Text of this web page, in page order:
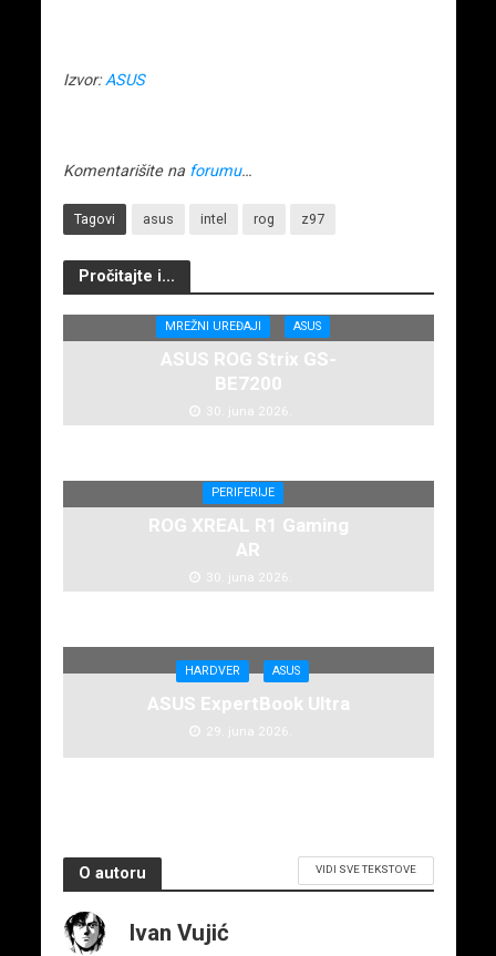
Izvor: ASUS
Komentarišite na forumu…
Tagovi asus intel rog z97
Pročitajte i...
MREŽNI UREĐAJI ASUS
ASUS ROG Strix GS-
BE7200
30. juna 2026.
PERIFERIJE
ROG XREAL R1 Gaming
AR
30. juna 2026.
HARDVER ASUS
ASUS ExpertBook Ultra
29. juna 2026.
O autoru VIDI SVE TEKSTOVE
Ivan Vujić